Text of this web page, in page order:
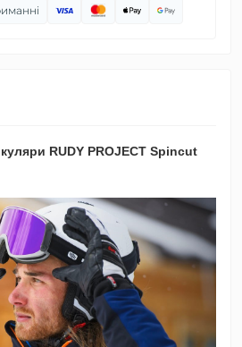
RUDY PROJECT Spincut